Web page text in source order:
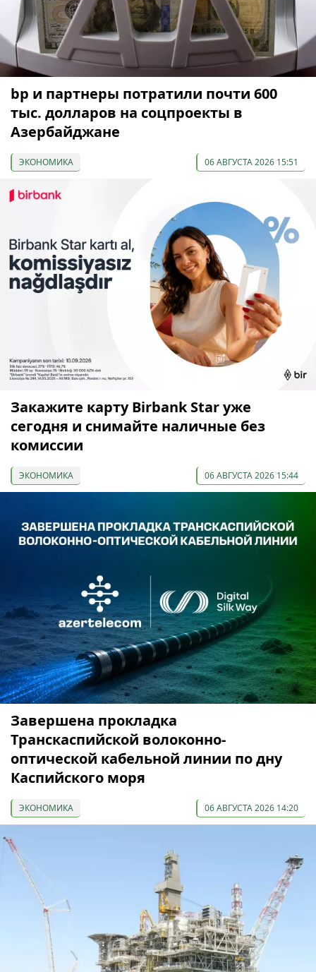
bp и партнеры потратили почти 600
тыс. долларов на соцпроекты в
Азербайджане
ЭКОНОМИКА 06 АВГУСТА 2026 15:51
Закажите карту Birbank Star уже
сегодня и снимайте наличные без
комиссии
ЭКОНОМИКА 06 АВГУСТА 2026 15:44
Завершена прокладка
Транскаспийской волоконно-
оптической кабельной линии по дну
Каспийского моря
ЭКОНОМИКА 06 АВГУСТА 2026 14:20